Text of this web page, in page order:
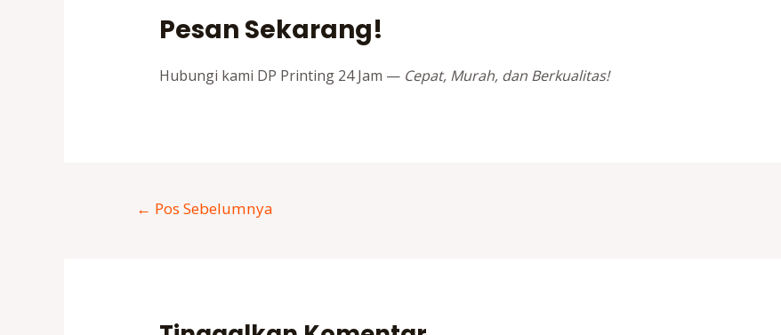
Pesan Sekarang!
Hubungi kami DP Printing 24 Jam — Cepat, Murah, dan Berkualitas!
Navigasi
← Pos Sebelumnya